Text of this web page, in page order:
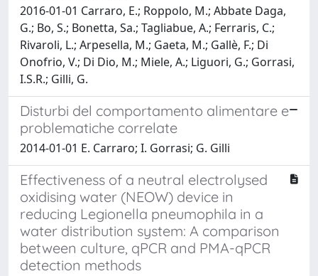
2016-01-01 Carraro, E.; Roppolo, M.; Abbate Daga,
G.; Bo, S.; Bonetta, Sa.; Tagliabue, A.; Ferraris, C.;
Rivaroli, L.; Arpesella, M.; Gaeta, M.; Gallè, F.; Di
Onofrio, V.; Di Dio, M.; Miele, A.; Liguori, G.; Gorrasi,
I.S.R.; Gilli, G.
Disturbi del comportamento alimentare e
problematiche correlate
2014-01-01 E. Carraro; I. Gorrasi; G. Gilli
Effectiveness of a neutral electrolysed
oxidising water (NEOW) device in
reducing Legionella pneumophila in a
water distribution system: A comparison
between culture, qPCR and PMA-qPCR
detection methods